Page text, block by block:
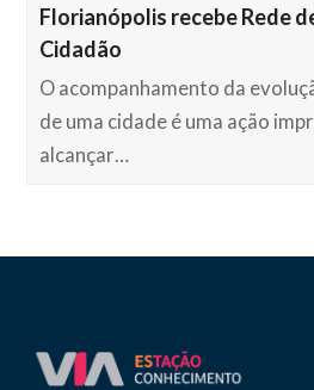
Florianópolis recebe Rede
Cidadão
O acompanhamento da
de uma cidade é uma ação
alcançar…